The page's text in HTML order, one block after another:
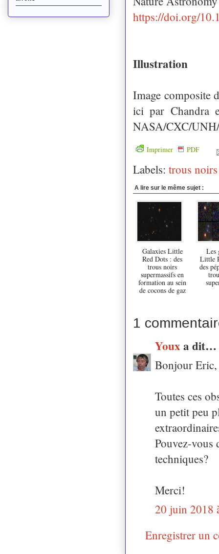
https://doi.org/
Illustration
Image composite
ici par Chandra
NASA/CXC/
Imprimer PDF
Labels: trous noirs
A lire sur le même sujet :
Galaxies Little
Red Dots : des
trous noirs
supermassifs en
formation au sein
de cocons de gaz
Les
Little
des
1
Youx a dit…
Bonjour Eric,
Toutes ces
un petit peu
Pouvez-vous
techniques?
Merci!
20 juin 2018
Enregistrer un